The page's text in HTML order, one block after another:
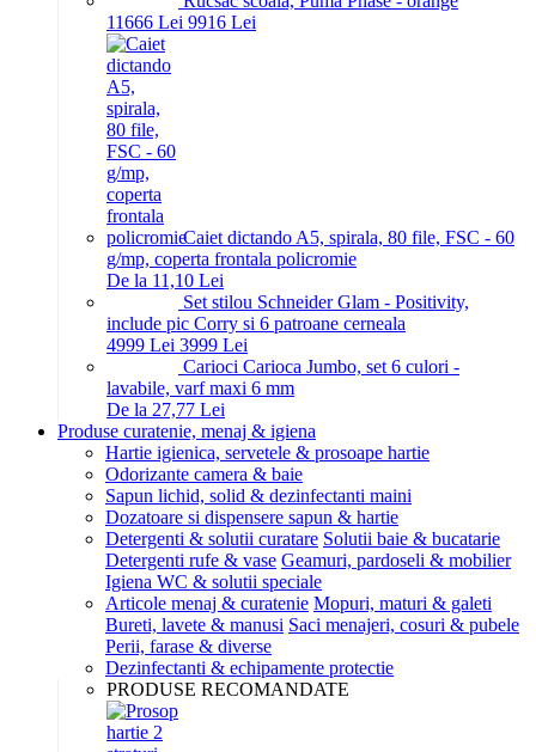
11666 Lei 9916 Lei
Caiet dictando A5, spirala, 80 file, FSC - 60
g/mp, coperta frontala policromie
De la 11,10 Lei
Set stilou Schneider Glam - Positivity,
include pic Corry si 6 patroane cerneala
4999 Lei 3999 Lei
Carioci Carioca Jumbo, set 6 culori -
lavabile, varf maxi 6 mm
De la 27,77 Lei
Produse curatenie, menaj & igiena
Hartie igienica, servetele & prosoape hartie
Odorizante camera & baie
Sapun lichid, solid & dezinfectanti maini
Dozatoare si dispensere sapun & hartie
Detergenti & solutii curatare Solutii baie & bucatarie
Detergenti rufe & vase Geamuri, pardoseli & mobilier
Igiena WC & solutii speciale
Articole menaj & curatenie Mopuri, maturi & galeti
Bureti, lavete & manusi Saci menajeri, cosuri & pubele
Perii, farase & diverse
Dezinfectanti & echipamente protectie
PRODUSE RECOMANDATE